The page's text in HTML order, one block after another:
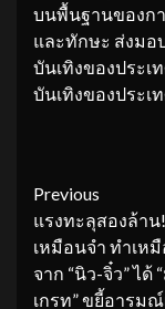
บนพื้นฐานของก
และทักษะ ส่งมอ
บันเทิงของประเ
บันเทิงของประเ
Continue
Reading
Previous
แรงทะลุสองล้าน
เหมือนจำ ทำเหมื
จาก “นิว-จิ๋ว” ได้
เกรท” ขยี้อารม